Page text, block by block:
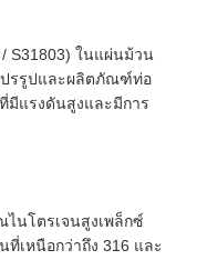
/ S31803) ในแผ่นม้วน
รรูปและผลิตภัณฑ์ท่อ
มีแรงดันสูงและมีการ
นโตรเจนสูงเพล็กซ์
เหนือกว่าถึง 316 และ